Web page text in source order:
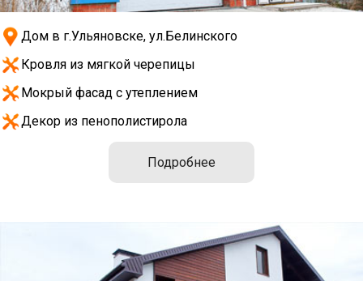
Дом в г.Ульяновске, ул.Белинского
Кровля из мягкой черепицы
Мокрый фасад с утеплением
Декор из пенополистирола
Подробнее